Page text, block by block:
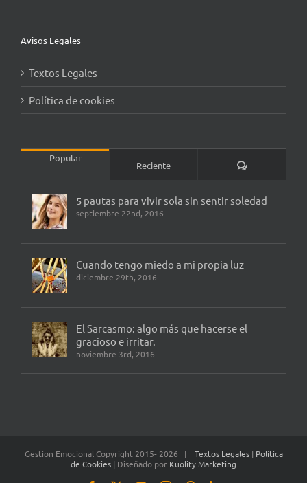
Avisos Legales
Textos Legales
Política de cookies
Popular
Reciente Comentarios
5 pautas para vivir sola sin sentir soledad
septiembre 22nd, 2016
Cuando tengo miedo a mi propia luz
diciembre 29th, 2016
El Sarcasmo: algo más que hacerse el
gracioso e irritar.
noviembre 3rd, 2016
Gestion Emocional Copyright 2015- 2026 | Textos Legales | Política
de Cookies | Diseñado por Kuolity Marketing